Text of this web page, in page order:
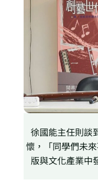
徐國能主任則談
懷，「同學們未
版與文化產業中